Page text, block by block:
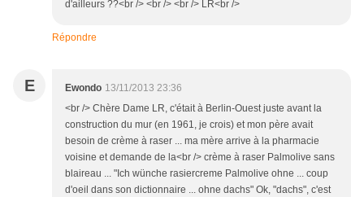
d'ailleurs ??<br /> <br /> <br /> LR<br />
Répondre
E Ewondo 13/11/2013 23:36
<br /> Chère Dame LR, c'était à Berlin-Ouest juste avant la
construction du mur (en 1961, je crois) et mon père avait
besoin de crème à raser ... ma mère arrive à la pharmacie
voisine et demande de la<br /> crème à raser Palmolive sans
blaireau ... "Ich wünche rasiercreme Palmolive ohne ... coup
d'oeil dans son dictionnaire ... ohne dachs" Ok, "dachs", c'est